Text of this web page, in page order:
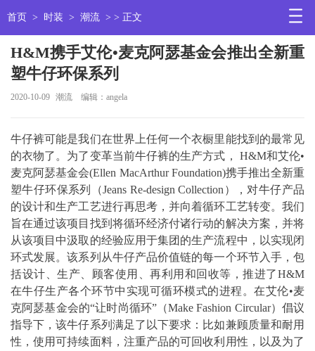
首页 > 时装 > 潮流 > > 正文
H&M携手艾伦•麦克阿瑟基金会推出全新重
塑牛仔环保系列
2020-10-09 潮流 编辑：angela
牛仔裤可能是我们在世界上任何一个衣橱里能找到的最常见
的衣物了。为了变革当前牛仔裤的生产方式， H&M和艾伦•
麦克阿瑟基金会(Ellen MacArthur Foundation)携手推出全新重
塑牛仔环保系列（Jeans Re-design Collection），对牛仔产品
的设计和生产工艺进行再思考，并向着循环工艺转变。我们
旨在通过该项目找到将循环经济付诸行动的解决方案，并将
从该项目中汲取的经验应用于集团的生产流程中，以实现闭
环式发展。该系列从牛仔产品价值链的每一个环节入手，包
括设计、生产、顾客使用、再利用和回收等，推进了H&M
在牛仔生产各个环节中实现可循环模式的进程。在艾伦•麦
克阿瑟基金会的“让时尚循环”（Make Fashion Circular）倡议
指导下，该牛仔系列满足了以下要求：比如兼顾质量和耐用
性，使用可持续面料，注重产品的可回收利用性，以及为了